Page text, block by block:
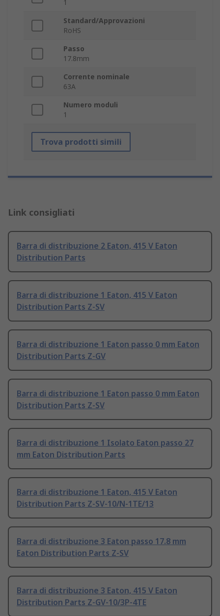
1
Standard/Approvazioni
RoHS
Passo
17.8mm
Corrente nominale
63A
Numero moduli
1
Trova prodotti simili
Link consigliati
Barra di distribuzione 2 Eaton, 415 V Eaton
Distribution Parts
Barra di distribuzione 1 Eaton, 415 V Eaton
Distribution Parts Z-SV
Barra di distribuzione 1 Eaton passo 0 mm Eaton
Distribution Parts Z-GV
Barra di distribuzione 1 Eaton passo 0 mm Eaton
Distribution Parts Z-SV
Barra di distribuzione 1 Isolato Eaton passo 27
mm Eaton Distribution Parts
Barra di distribuzione 1 Eaton, 415 V Eaton
Distribution Parts Z-SV-10/N-1TE/13
Barra di distribuzione 3 Eaton passo 17.8 mm
Eaton Distribution Parts Z-SV
Barra di distribuzione 3 Eaton, 415 V Eaton
Distribution Parts Z-GV-10/3P-4TE